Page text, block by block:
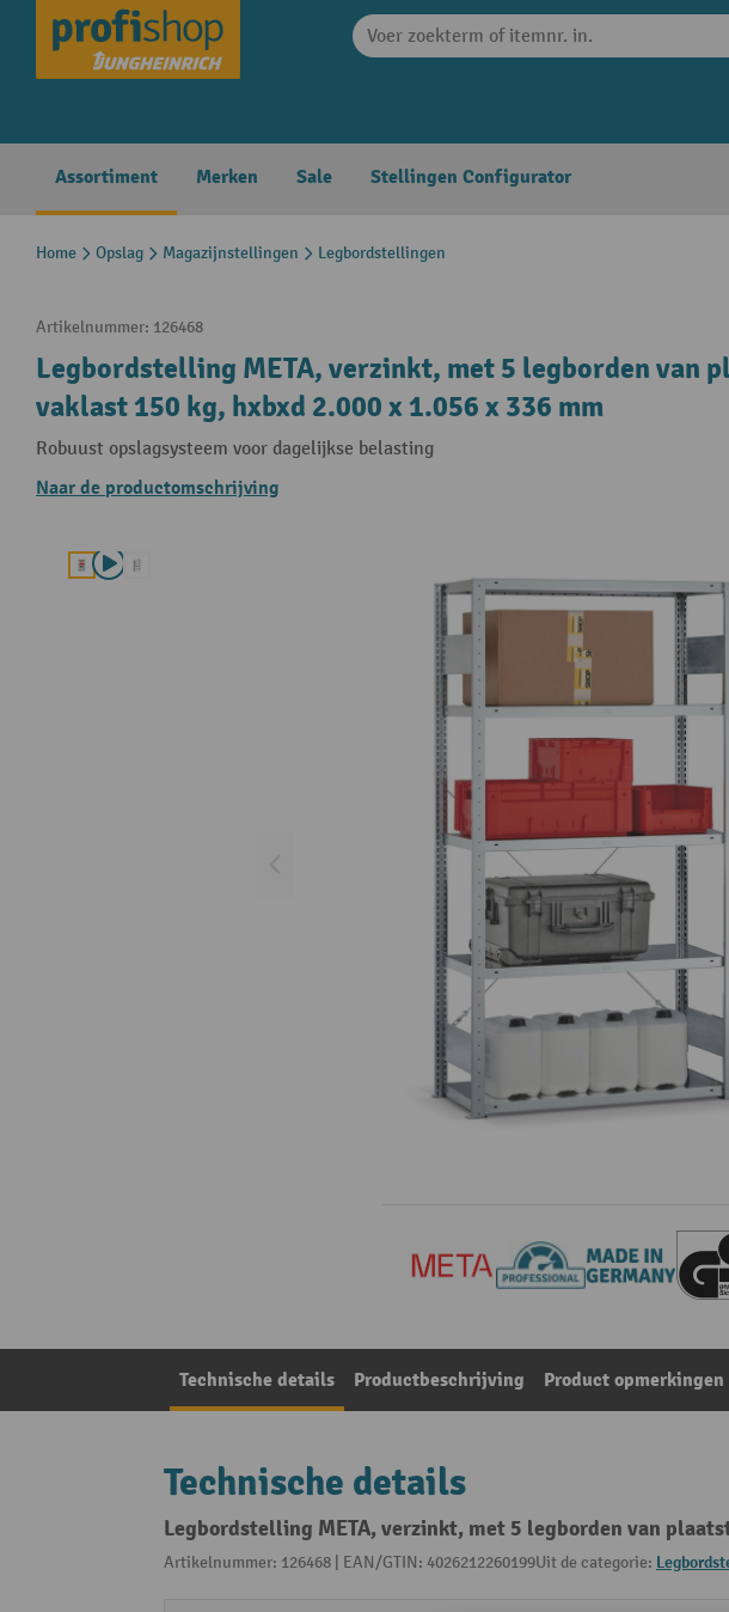
Skip to main navigation
Assortiment Merken Sale Stellingen Configurator
Home Opslag Magazijnstellingen Legbordstellingen
Artikelnummer: 126468
Legbordstelling META, verzinkt, met 5 legborden van
vaklast 150 kg, hxbxd 2.000 x 1.056 x 336 mm
Robuust opslagsysteem voor dagelijkse belasting
Naar de productomschrijving
Technische details Productbeschrijving Product opmerkingen
Technische details
Legbordstelling META, verzinkt, met 5 legborden van
Artikelnummer: 126468 | EAN/GTIN: 4026212260199Uit de categorie: